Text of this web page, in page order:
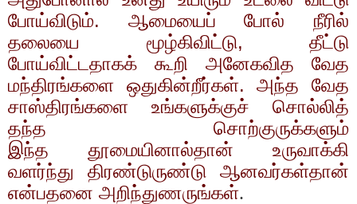
போய்விடும். ஆமையைப் போல் நீரில்
தலையை மூழ்கிவிட்டு, தீட்டு
போய்விட்டதாகக் கூறி அனேகவித வேத
மந்திரங்களை ஒதுகின்றீர்கள். அந்த வேத
சாஸ்திரங்களை உங்களுக்குச் சொல்லித்
தந்த சொற்குருக்களும்
இந்த
தூமையினால்தான் உருவாக்கி
வளர்ந்து திரண்டுருண்டு ஆனவர்கள்தான்
என்பதனை அறிந்துணருங்கள்.